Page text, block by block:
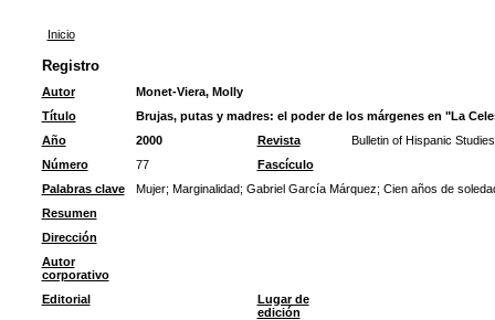
Inicio
Registro
Autor
Monet-Viera, Molly
Título
Brujas, putas y madres: el poder de los márgenes en "La
Año
2000 Revista
Bulletin of Hispanic Studies
Número
77
Fascículo
Palabras clave
Mujer; Marginalidad; Gabriel García Márquez; Cien años de
Resumen
Dirección
Autor
corporativo
Editorial
Lugar de
edición